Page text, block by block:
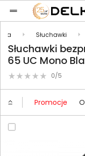
Słuchawki
Słuchawki
65 UC Mono
0/5
Promocje